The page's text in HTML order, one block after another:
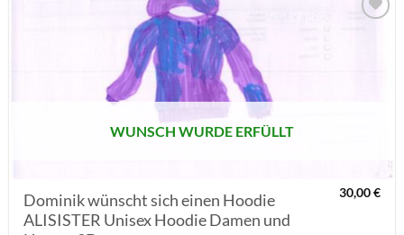
WUNSCH WURDE ERFÜLLT
Dominik wünscht sich einen Hoodie
ALISISTER Unisex Hoodie Damen und
30,00€